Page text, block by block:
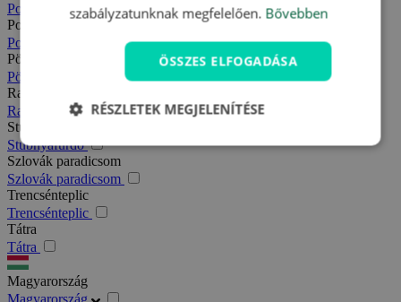
Podhajska
Pozsony
Pozsony
Pöstyén
Pöstyén
Rajecfürdő
Rajecfürdő
Stubnyafürdő
Stubnyafürdő
Szlovák paradicsom
Szlovák paradicsom
Trencsénteplic
Trencsénteplic
Tátra
Tátra
Magyarország
szabályzatunknak megfelelően. Bővebben
ÖSSZES ELFOGADÁSA
RÉSZLETEK MEGJELENÍTÉSE